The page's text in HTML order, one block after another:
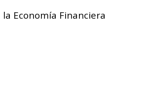
Economía Financiera